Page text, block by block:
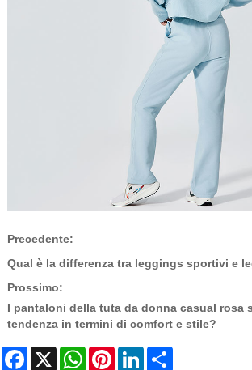
Precedente:
Qual è la differenza tra leggings sportivi e
Prossimo:
I pantaloni della tuta da donna casual rosa
tendenza in termini di comfort e stile?
Facebook
X WhatsAppPinterestLinkedIn